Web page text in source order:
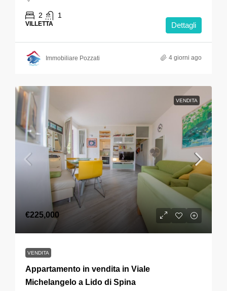
2 1
VILLETTA Dettagli
Immobiliare Pozzati 4 giorni ago
VENDITA
€225,000
VENDITA
Appartamento in vendita in Viale
Michelangelo a Lido di Spina